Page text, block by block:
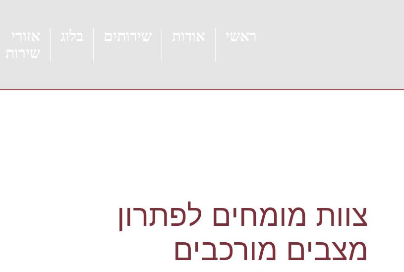
ראשי אודות שירותים בלוג
אזורי
שירות
צוות מומחים לפתרון
מצבים מורכבים